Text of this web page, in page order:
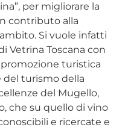
per migliorare la
contributo alla
Si vuole infatti
Vetrina Toscana con
promozione turistica
del turismo della
del Mugello,
che su quello di vino
e ricercate e